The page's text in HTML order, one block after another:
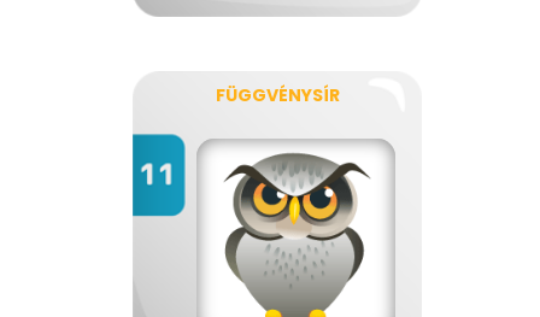
FÜGGVÉNYSÍR